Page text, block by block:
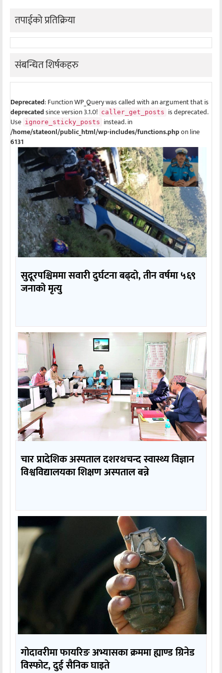
तपाईको प्रतिक्रिया
संबन्धित शिर्षकहरु
Deprecated: Function WP_Query was called with an argument that is
deprecatedsince version 3.1.0! caller_get_posts is deprecated.
Use ignore_sticky_posts instead. in
/home/stateonl/public_html/wp-includes/functions.phpon line
6131
सुदूरपश्चिममा सवारी दुर्घटना बढ्दो, तीन वर्षमा ५६९
जनाको मृत्यु
चार प्रादेशिक अस्पताल दशरथचन्द स्वास्थ्य विज्ञान
विश्वविद्यालयका शिक्षण अस्पताल बन्ने
गोदावरीमा फायरिङ अभ्यासका क्रममा ह्याण्ड ग्रिनेड
विस्फोट, दुई सैनिक घाइते